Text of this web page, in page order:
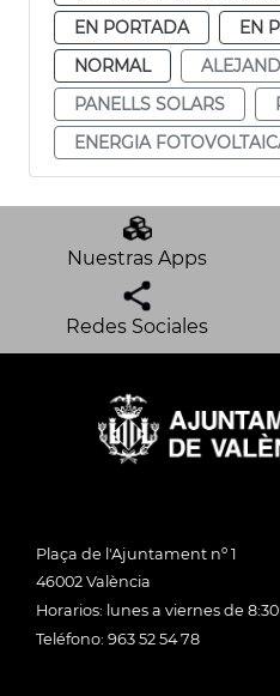
EN PORTADA
EN
NORMAL
PANELLS SOLARS
ENERGIA
Nuestras Apps
Redes Sociales
Plaça de l'Ajuntament nº 1
46002 València
Horarios: lunes a viernes de
Teléfono: 963 52 54 78